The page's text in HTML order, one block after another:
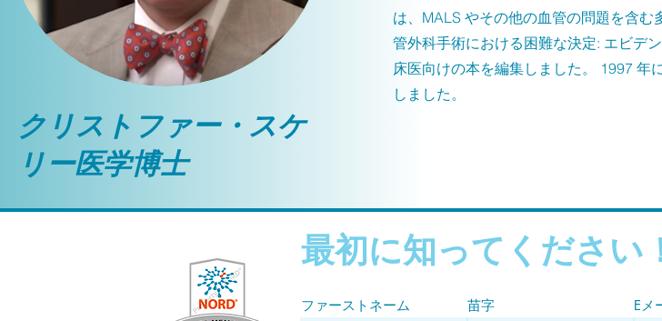
クリストファー・スケ
リー医学博士
は、MALS やその他の血管の問題を含
管外科手術における困難な決定: エビデ
床医向けの本を編集しました。 1997 年
しました。
最初に知ってください
ファーストネーム 苗字 Eメ